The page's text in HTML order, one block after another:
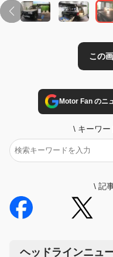
Motor Fan のニ
\ キーワー
\ 記
ヘッドラインニュ